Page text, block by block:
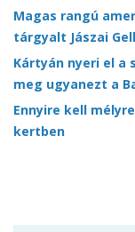
Magas rangú
tárgyalt Jászai
Kártyán nyeri el a
meg ugyanezt a
Ennyire kell
kertben